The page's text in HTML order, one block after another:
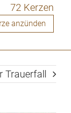
72 Kerzen
anzünden
Trauerfall